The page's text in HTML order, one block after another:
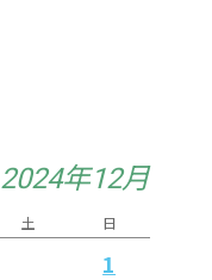
2024年12月
土 日
1